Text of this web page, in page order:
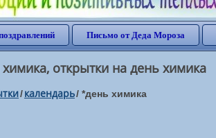
Письмо от Деда Мороза
открытки на день химика
/календарь/ *день химика